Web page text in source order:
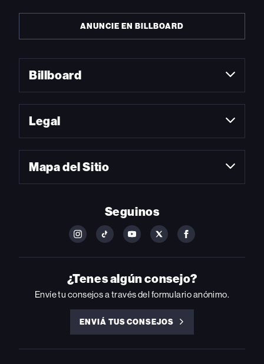
ANUNCIE EN BILLBOARD
Billboard
Legal
Mapa del Sitio
Seguinos
FOLLOW
ON
INSTAGRAM
FOLLOW
ON
YOUTUBE
FOLLOW
ON
YOUTUBE
FOLLOW
ON
FOLLOW
ON
FACEBOOK
¿Tenes algún consejo?
Envíe tu consejos a través del formulario anónimo.
ENVIÁ TUS CONSEJOS
ENVIÁ
CONSEJOS